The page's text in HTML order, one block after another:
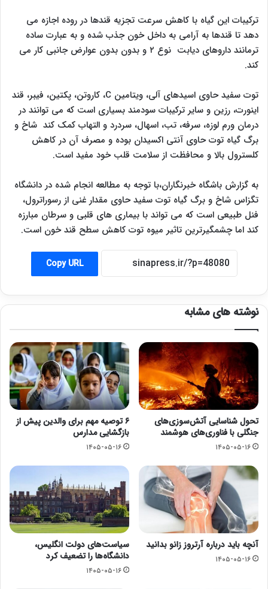
ترکیبات این گیاه با کاهش سرعت تجزیه قندها در روده اجازه می
دهد تا قندها به آرامی به داخل خون جذب شده و به عبارت ساده
ترمانند داروهای دیابت نوع ۲ و بدون بدون عوارض جانبی کار می
کند.
توت سفید حاوی اسیدهای آلی، ویتامین C، کاروتن، پکتین، فیبر، قند
اینورت، رزین و سایر ترکیبات سودمند بسیاری است که می توانند در
درمان ورم لوزه، سرفه، تب، اسهال، سردرد و التهاب کمک کند شاخ و
برگ گیاه توت حاوی آنتی اکسیدان بوده و مصرف آن در کاهش
کلسترول بالا و محافظت از سلامت قلب خود مفید است.
به گزارش باشگاه خبرنگاران،با توجه به مطالعه انجام شده در دانشگاه
تگزاس شاخ و برگ گیاه توت سفید حاوی مقدار غنی از رسوراترول،
فنل طبیعی است که می تواند با بیماری های قلبی و سرطان مبارزه
کند اما چشمگیرترین تاثیر میوه توت کاهش سطح قند خون است.
Copy URL
نوشته های مشابه
تحول شناسایی آتش‌سوزی‌های
جنگلی با فناوری‌های هوشمند
۱۴۰۵-۰۵-۱۶
۶ توصیه مهم برای والدین پیش از
بازگشایی مدارس
۱۴۰۵-۰۵-۱۶
آنچه باید درباره آرتروز زانو بدانید
۱۴۰۵-۰۵-۱۶
سیاست‌های دولت انگلیس،
دانشگاه‌ها را تضعیف کرد
۱۴۰۵-۰۵-۱۶